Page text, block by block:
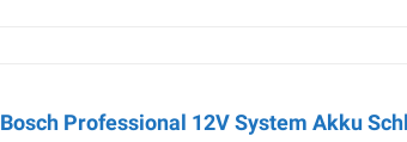
Bosch Professional 12V System Akku